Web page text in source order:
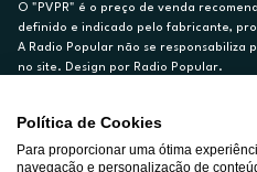
O "PVPR" é o preço de venda
definido e indicado pelo fabricante,
A Radio Popular não se responsabiliza
no site. Design por Radio Popular.
Ex. para limite de crédito de €1.500,
14,79%.
Crédito sujeito a aprovação pelo
Política de Cookies
Para proporcionar uma ótima
navegação e personalização de